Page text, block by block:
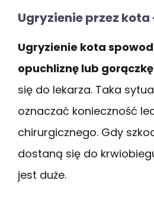
Ugryzienie przez
Ugryzienie kota
opuchliznę lub
się do lekarza. Taka
oznaczać konieczność
chirurgicznego. Gdy
dostaną się do
jest duże.